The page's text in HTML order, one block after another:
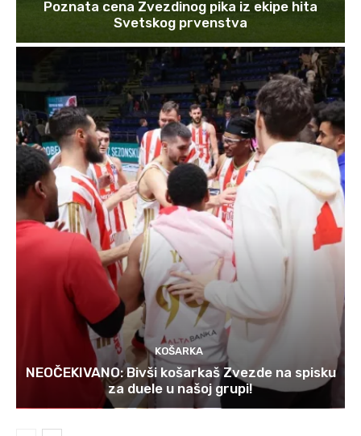
Poznata cena Zvezdinog pika iz ekipe hita
Svetskog prvenstva
KOŠARKA
NEOČEKIVANO: Bivši košarkaš Zvezde na spisku
za duele u našoj grupi!